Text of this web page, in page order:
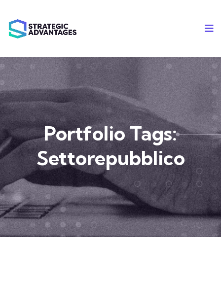
Portfolio Tags:
Settorepubblico